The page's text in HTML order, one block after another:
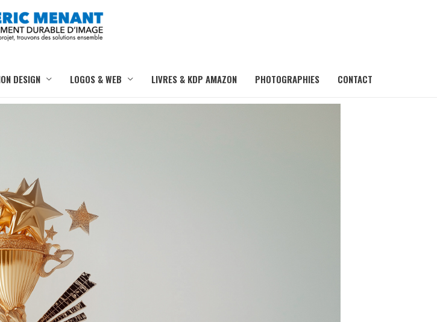
DESIGN LOGOS & WEB LIVRES & KDP AMAZON PHOTOGRAPHIES CONTACT